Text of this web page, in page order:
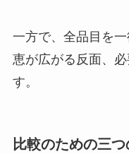
一方で、全品目を
恵が広がる反面、
す。
比較のための三つ